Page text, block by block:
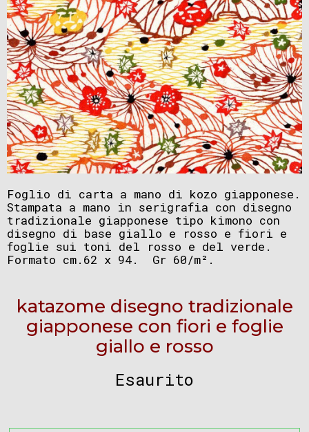
Foglio di carta a mano di kozo giapponese.
Stampata a mano in serigrafia con disegno
tradizionale giapponese tipo kimono con
disegno di base giallo e rosso e fiori e
foglie sui toni del rosso e del verde.
Formato cm.62 x 94. Gr 60/m².
katazome disegno tradizionale
giapponese con fiori e foglie
giallo e rosso
Esaurito